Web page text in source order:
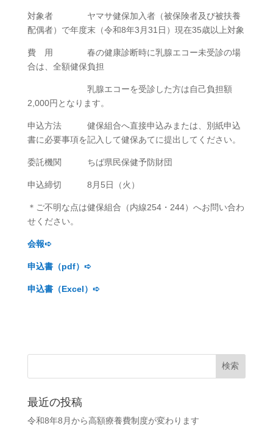
対象者 ヤマサ健保加入者（被保険者及び被扶養
配偶者）で年度末（令和8年3月31日）現在35歳以上対象
費 用 春の健康診断時に乳腺エコー未受診の場
合は、全額健保負担
乳腺エコーを受診した方は自己負担額
2,000円となります。
申込方法 健保組合へ直接申込みまたは、別紙申込
書に必要事項を記入して健保あてに提出してください。
委託機関 ちば県民保健予防財団
申込締切 8月5日（火）
＊ご不明な点は健保組合（内線254・244）へお問い合わ
せください。
会報➪
申込書（pdf）➪
申込書（Excel）➪
最近の投稿
令和8年8月から高額療養費制度が変わります